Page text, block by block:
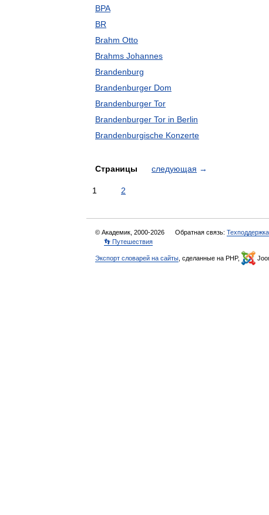
BPA
BR
Brahm Otto
Brahms Johannes
Brandenburg
Brandenburger Dom
Brandenburger Tor
Brandenburger Tor in Berlin
Brandenburgische Konzerte
Страницы следующая →
1 2
© Академик, 2000-2026 Обратная связь: Техподдержка
👣 Путешествия
Экспорт словарей на сайты , сделанные на PHP,